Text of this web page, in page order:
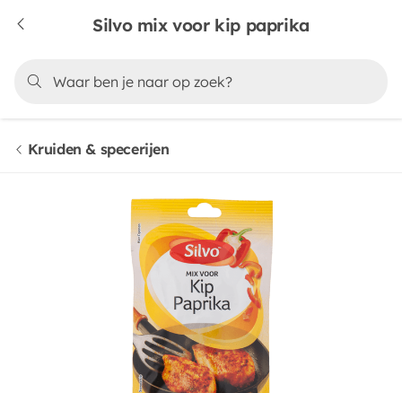
Silvo mix voor kip paprika
Kruiden & specerijen